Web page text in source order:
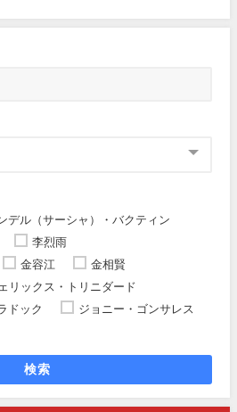
デル（サーシャ）・バクティン
李烈雨
金容江
金相賢
リックス・トリニダード
ドック
ジョニー・ゴンサレス
検索